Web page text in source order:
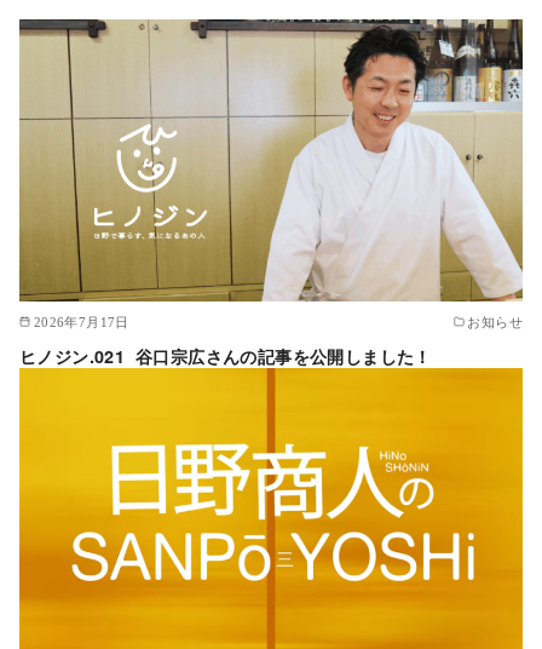
2026年7月17日 お知らせ
ヒノジン.021 谷口宗広さんの記事を公開しました！